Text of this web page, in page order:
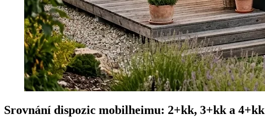
Srovnání dispozic mobilheimu: 2+kk, 3+kk a 4+kk